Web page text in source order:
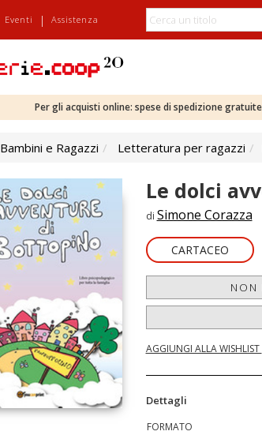
Eventi | Assistenza
Per gli acquisti online: spese di spedizione
Bambini e Ragazzi Letteratura per ragazzi
Le dolci
di Simone Corazza
CARTACEO
NON
AGGIUNGI ALLA WISHLIST
Dettagli
FORMATO